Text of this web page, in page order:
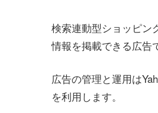
検索連動型ショッピン
情報を掲載できる広告
広告の管理と運用は
を利用します。